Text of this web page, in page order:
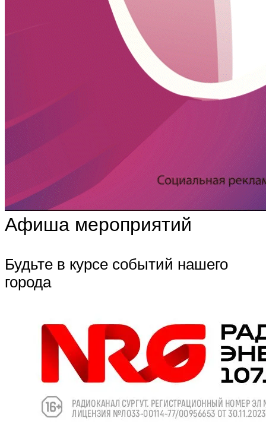
Афиша мероприятий
Будьте в курсе событий нашего
города